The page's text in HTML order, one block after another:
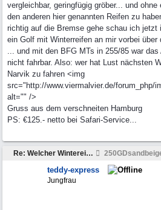
vergleichbar, geringfügig gröber... und
den anderen hier genannten Reifen zu
richtig auf die Bremse gehe schau ich jetzt
ein Golf mit Winterreifen an mir vorbei
... und mit den BFG MTs in 255/85 war
nicht fahrbar. Also: wer hat Lust nächsten
Narvik zu fahren <img
src="http://www.viermalvier.de/forum_php/
alt="" />
Gruss aus dem verschneiten Hamburg
PS: €125.- netto bei Safari-Service...
Re: Welcher Wintereifen 235/85 R16 ist wirklich gut?
teddy-express
Jungfrau